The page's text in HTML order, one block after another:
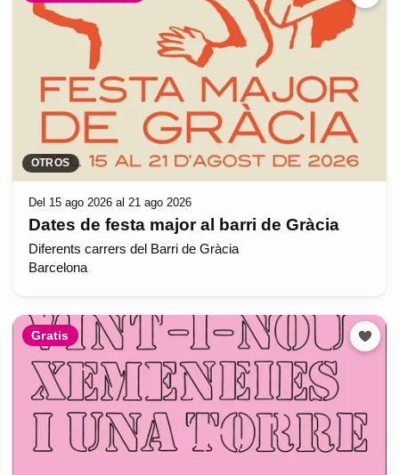
OTROS
Del 15 ago 2026 al 21 ago 2026
Dates de festa major al barri de Gràcia
Diferents carrers del Barri de Gràcia
Barcelona
Gratis